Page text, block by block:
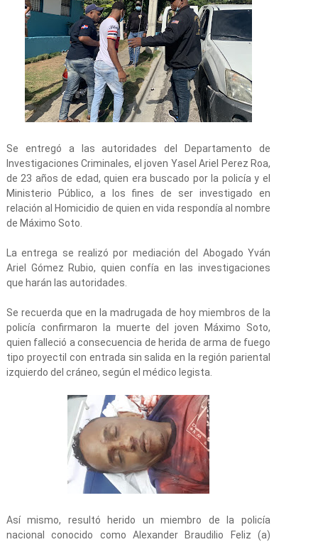
Se entregó a las autoridades del Departamento de
Investigaciones Criminales, el joven Yasel Ariel Perez Roa,
de 23 años de edad, quien era buscado por la policía y el
Ministerio Público, a los fines de ser investigado en
relación al Homicidio de quien en vida respondía al nombre
de Máximo Soto.
La entrega se realizó por mediación del Abogado Yván
Ariel Gómez Rubio, quien confía en las investigaciones
que harán las autoridades.
Se recuerda que en la madrugada de hoy miembros de la
policía confirmaron la muerte del joven Máximo Soto,
quien falleció a consecuencia de herida de arma de fuego
tipo proyectil con entrada sin salida en la región pariental
izquierdo del cráneo, según el médico legista.
Así mismo, resultó herido un miembro de la policía
nacional conocido como Alexander Braudilio Feliz (a)